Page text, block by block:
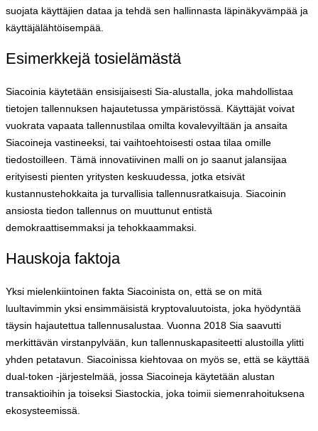
suojata käyttäjien dataa ja tehdä sen hallinnasta läpinäkyvämpää ja
käyttäjälähtöisempää.
Esimerkkejä tosielämästä
Siacoinia käytetään ensisijaisesti Sia-alustalla, joka mahdollistaa
tietojen tallennuksen hajautetussa ympäristössä. Käyttäjät voivat
vuokrata vapaata tallennustilaa omilta kovalevyiltään ja ansaita
Siacoineja vastineeksi, tai vaihtoehtoisesti ostaa tilaa omille
tiedostoilleen. Tämä innovatiivinen malli on jo saanut jalansijaa
erityisesti pienten yritysten keskuudessa, jotka etsivät
kustannustehokkaita ja turvallisia tallennusratkaisuja. Siacoinin
ansiosta tiedon tallennus on muuttunut entistä
demokraattisemmaksi ja tehokkaammaksi.
Hauskoja faktoja
Yksi mielenkiintoinen fakta Siacoinista on, että se on mitä
luultavimmin yksi ensimmäisistä kryptovaluutoista, joka hyödyntää
täysin hajautettua tallennusalustaa. Vuonna 2018 Sia saavutti
merkittävän virstanpylvään, kun tallennuskapasiteetti alustoilla ylitti
yhden petatavun. Siacoinissa kiehtovaa on myös se, että se käyttää
dual-token -järjestelmää, jossa Siacoineja käytetään alustan
transaktioihin ja toiseksi Siastockia, joka toimii siemenrahoituksena
ekosysteemissä.